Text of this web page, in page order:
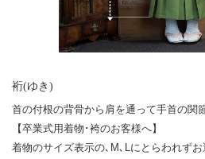
裄(ゆき)
首の付根の背骨から肩を通って手首の関
【卒業式用着物･袴のお客様へ】
着物のサイズ表示の､M､Lにとらわれず